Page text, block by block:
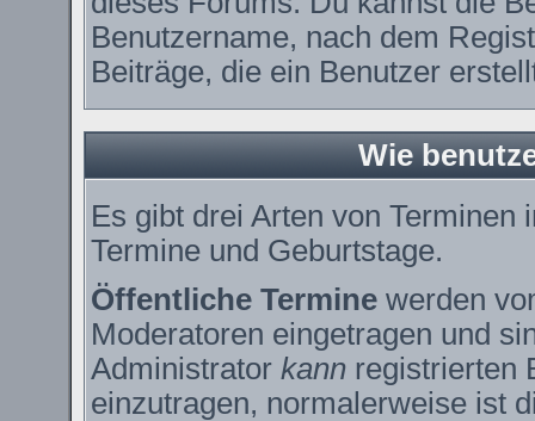
Benutzername, nach dem
Beiträge, die ein Benutzer
Wie
Es gibt drei Arten von Terminen
Termine und Geburtstage.
Öffentliche Terminewerden
Moderatoren eingetragen und
Administrator kannregistrierten
einzutragen, normalerweise ist